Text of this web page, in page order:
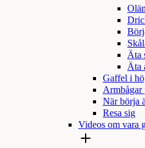
Äta
Äta
Gaffel i
Armbågar
När börja
Resa sig
Videos om vara